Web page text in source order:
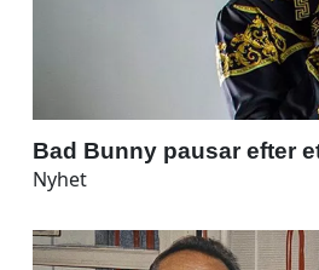
Bad Bunny pausar efter
Nyhet